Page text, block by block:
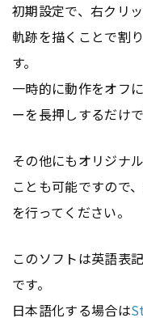
初期設定で、右クリ
軌跡を描くことで割
す。
一時的に動作をオフ
ーを長押しするだけで
その他にもオリジナ
ことも可能ですので
を行ってください。
このソフトは英語表
です。
日本語化する場合は